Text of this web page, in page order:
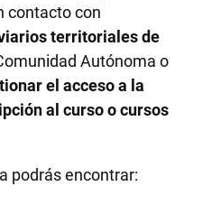
contacto con
territoriales de
Autónoma o
el acceso a la
al curso o cursos
podrás encontrar: